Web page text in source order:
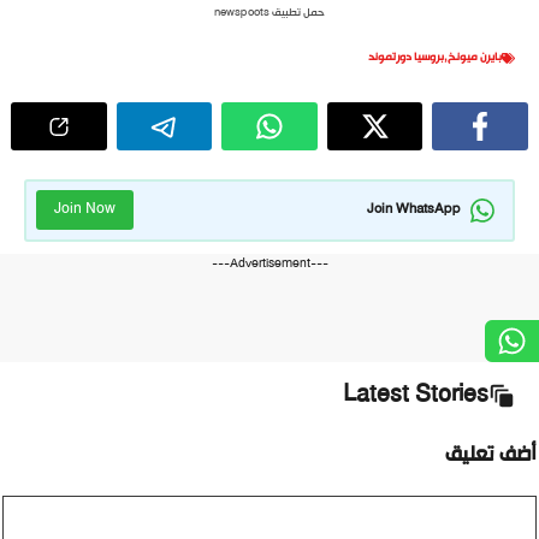
حمل تطبيق newspoots
بايرن ميونخ,بروسيا دورتموند
Join WhatsApp
Join Now
---Advertisement---
Latest Stories
أضف تعليق